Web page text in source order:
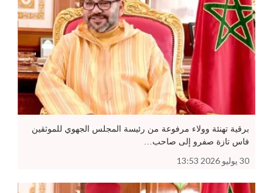
برقية تهنئة وولاء مرفوعة من رئيسة المجلس الجهوي للموثقين
فاس تازة صفرو إلى صاحب…
30 يوليو 2026 13:53